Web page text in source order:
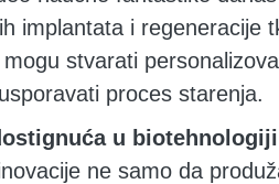
implantata i regeneracije
stvarati
proces starenja.
u biotehnologiji
ne samo da